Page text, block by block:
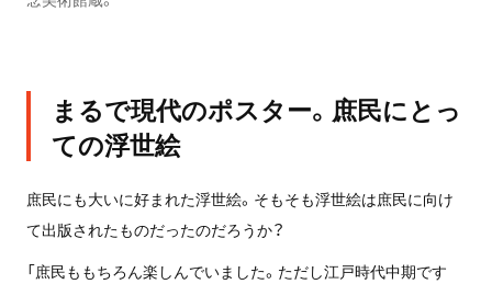
まるで現代のポスター。庶民にとっ
ての浮世絵
庶民にも大いに好まれた浮世絵。そもそも浮世絵は庶民に向け
て出版されたものだったのだろうか？
「庶民ももちろん楽しんでいました。ただし江戸時代中期です